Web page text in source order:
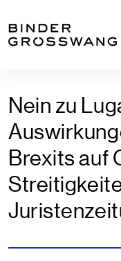
Nein zu
Brexits auf